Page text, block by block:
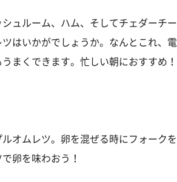
ュルーム、ハム、そしてチェダーチー
はいかがでしょうか。なんとこれ、電
まくできます。忙しい朝におすすめ！
オムレツ。卵を混ぜる時にフォークを
卵を味わおう！